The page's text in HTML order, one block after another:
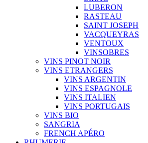
LUBERON
RASTEAU
SAINT JOSEPH
VACQUEYRAS
VENTOUX
VINSOBRES
VINS PINOT NOIR
VINS ETRANGERS
VINS ARGENTIN
VINS ESPAGNOLE
VINS ITALIEN
VINS PORTUGAIS
VINS BIO
SANGRIA
FRENCH APÉRO